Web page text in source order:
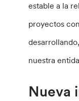
estable a la
proyectos
nuestra
Nueva